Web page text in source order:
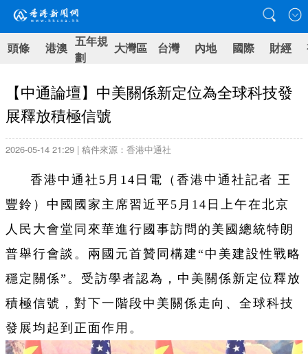
頭條 港澳 五年規
劃
大灣區 台灣 內地 國際 財經
【中通論壇】中美關係新定位為全球科技發
展釋放積極信號
2026-05-14 21:29 | 稿件來源：香港中通社
香港中通社5月14日電（香港中通社記者 王
豐鈴）中國國家主席習近平5月14日上午在北京
人民大會堂同來華進行國事訪問的美國總統特朗
普舉行會談。兩國元首贊同構建“中美建設性戰略
穩定關係”。受訪學者認為，中美關係新定位釋放
積極信號，對下一階段中美關係走向、全球科技
發展均起到正面作用。